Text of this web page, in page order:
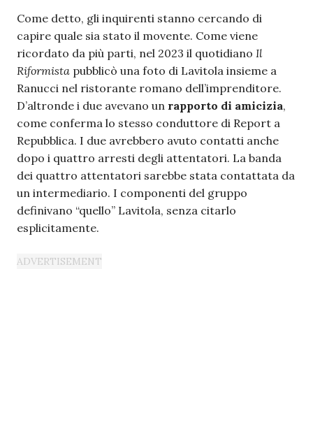
Come detto, gli inquirenti stanno cercando di
capire quale sia stato il movente. Come viene
ricordato da più parti, nel 2023 il quotidiano Il
Riformista pubblicò una foto di Lavitola insieme a
Ranucci nel ristorante romano dell’imprenditore.
D’altronde i due avevano un rapporto di amicizia,
come conferma lo stesso conduttore di Report a
Repubblica. I due avrebbero avuto contatti anche
dopo i quattro arresti degli attentatori. La banda
dei quattro attentatori sarebbe stata contattata da
un intermediario. I componenti del gruppo
definivano “quello” Lavitola, senza citarlo
esplicitamente.